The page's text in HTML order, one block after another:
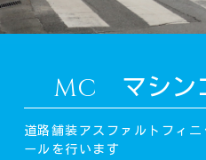
MC マシン
道路舗装アスファルトフィ
ールを行います